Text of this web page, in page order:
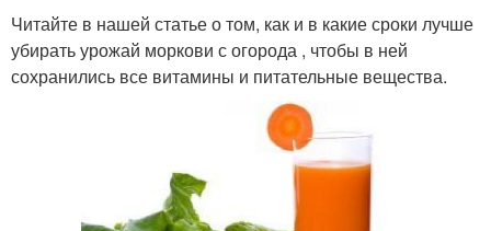
Читайте в нашей статье о том, как и в какие сроки лучше
убирать урожай моркови с огорода , чтобы в ней
сохранились все витамины и питательные вещества.